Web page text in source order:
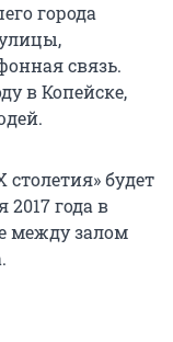
города
связь.
в Копейске,
будет
2017 года в
между залом